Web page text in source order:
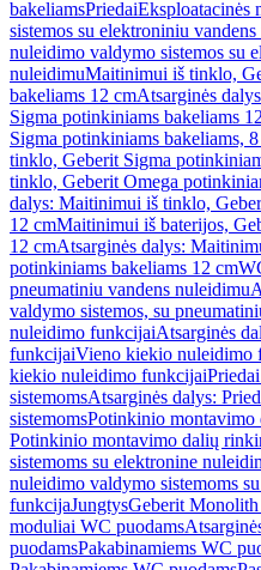
bakeliamsPriedaiEksploatacinės
sistemos su elektroniniu
nuleidimo valdymo sistemos su
nuleidimuMaitinimui iš tinklo,
bakeliams 12 cmAtsarginės
Sigma potinkiniams bakeliams
Sigma potinkiniams bakeliams,
tinklo, Geberit Sigma
tinklo, Geberit Omega
dalys: Maitinimui iš tinklo,
12 cmMaitinimui iš baterijos,
12 cmAtsarginės dalys:
potinkiniams bakeliams 12 cm
pneumatiniu vandens nuleidimu
valdymo sistemos, su
nuleidimo funkcijaiAtsarginės
funkcijaiVieno kiekio nuleidimo
kiekio nuleidimo funkcijai
sistemomsAtsarginės dalys:
sistemomsPotinkinio
Potinkinio montavimo dalių
sistemoms su elektronine
nuleidimo valdymo sistemoms
funkcijaJungtysGeberit
moduliai WC puodams
puodamsPakabinamiems WC